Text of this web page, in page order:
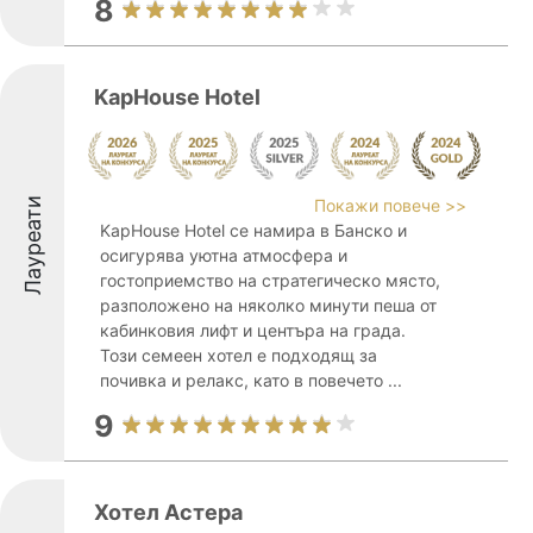
8
Лауреати
KapHouse Hotel
Покажи повече >>
KapHouse Hotel се намира в Банско и
осигурява уютна атмосфера и
гостоприемство на стратегическо място,
разположено на няколко минути пеша от
кабинковия лифт и центъра на града.
Този семеен хотел е подходящ за
почивка и релакс, като в повечето ...
9
Хотел Астера